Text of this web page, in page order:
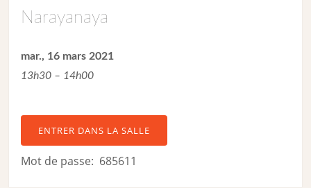
Narayanaya
mar., 16 mars 2021
13h30 – 14h00
ENTRER DANS LA SALLE
Mot de passe: 685611